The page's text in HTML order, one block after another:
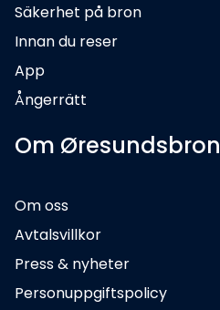
Säkerhet på bron
Innan du reser
App
Ångerrätt
Om Øresundsbron
Om oss
Avtalsvillkor
Press & nyheter
Personuppgiftspolicy